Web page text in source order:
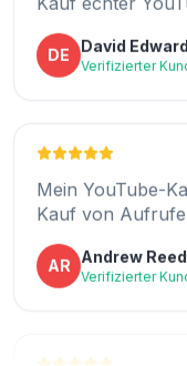
AD
Verifizierter
Views
haben meine
BL Benjamin Lee
Verifizierter
Verifizierter
Mein YouTube-
Kauf von
Verifizierter